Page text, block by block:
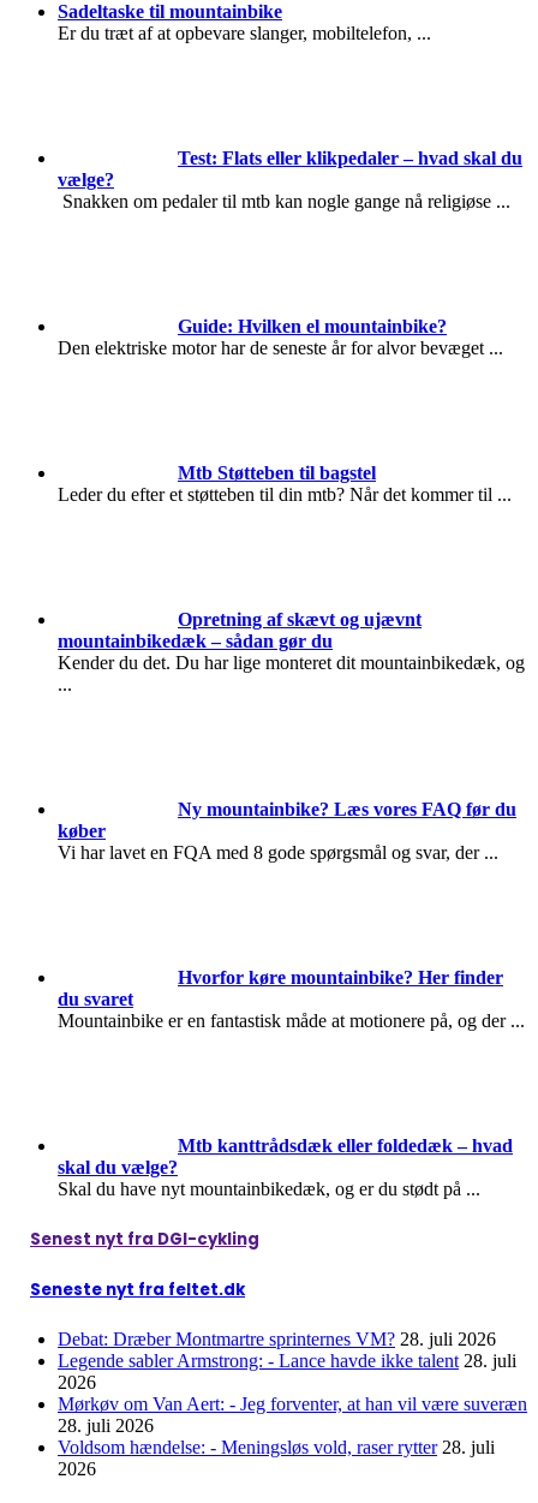
Sadeltaske til mountainbike
Er du træt af at opbevare slanger, mobiltelefon, ...
Test: Flats eller klikpedaler – hvad skal du
vælge?
Snakken om pedaler til mtb kan nogle gange nå religiøse ...
Guide: Hvilken el mountainbike?
Den elektriske motor har de seneste år for alvor bevæget ...
Mtb Støtteben til bagstel
Leder du efter et støtteben til din mtb? Når det kommer til ...
Opretning af skævt og ujævnt
mountainbikedæk – sådan gør du
Kender du det. Du har lige monteret dit mountainbikedæk, og
...
Ny mountainbike? Læs vores FAQ før du
køber
Vi har lavet en FQA med 8 gode spørgsmål og svar, der ...
Hvorfor køre mountainbike? Her finder
du svaret
Mountainbike er en fantastisk måde at motionere på, og der ...
Mtb kanttrådsdæk eller foldedæk – hvad
skal du vælge?
Skal du have nyt mountainbikedæk, og er du stødt på ...
Senest nyt fra DGI-cykling
Seneste nyt fra feltet.dk
Debat: Dræber Montmartre sprinternes VM? 28. juli 2026
Legende sabler Armstrong: - Lance havde ikke talent 28. juli
2026
Mørkøv om Van Aert: - Jeg forventer, at han vil være suveræn
28. juli 2026
Voldsom hændelse: - Meningsløs vold, raser rytter 28. juli
2026